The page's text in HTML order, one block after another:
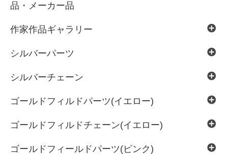
品・メーカー品
作家作品ギャラリー
シルバーパーツ
シルバーチェーン
ゴールドフィルドパーツ(イエロー)
ゴールドフィルドチェーン(イエロー)
ゴールドフィールドパーツ(ピンク)